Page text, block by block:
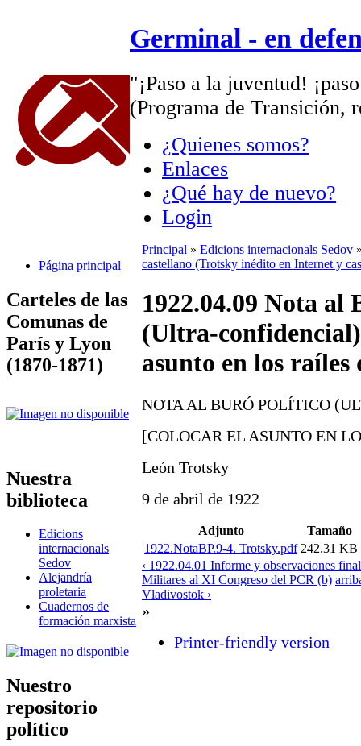
Germinal - en
"¡Paso a la juventud!
(Programa de Transición,
¿Quienes somos?
Enlaces
¿Qué hay de nuevo?
Login
Página principal
Carteles de las
Comunas de
París y Lyon
(1870-1871)
Nuestra
biblioteca
Edicions
internacionals
Sedov
Alejandría
proletaria
Cuadernos de
formación marxista
Nuestro
repositorio
político
Principal » Edicions internacionals Sedov
castellano (Trotsky inédito en Internet y
1922.04.09 Nota al
(Ultra-
asunto en los
NOTA AL BURÓ POLÍTICO
[COLOCAR EL ASUNTO EN
León Trotsky
9 de abril de 1922
Adjunto
Tamaño
1922.NotaBP.9-4. Trotsky.pdf 242.31 KB
‹ 1922.04.01 Informe y observaciones
Militares al XI Congreso del PCR (b)
Vladivostok ›
»
Printer-friendly version